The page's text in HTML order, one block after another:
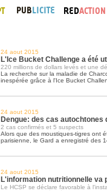
24 aout 2015
L'Ice Bucket Challenge a été
220 millions de dollars levés et une
La recherche sur la maladie de
inespérée grâce à l'Ice Bucket
24 aout 2015
Dengue: des cas autochtones
2 cas confirmés et 5 suspects
Alors que des moustiques-tigres ont
parisienne, le Gard a enregistré des
24 aout 2015
L'information nutritionnelle va
Le HCSP se déclare favorable à